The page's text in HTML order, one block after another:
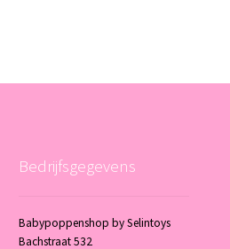
Bedrijfsgegevens
Babypoppenshop by Selintoys
Bachstraat 532